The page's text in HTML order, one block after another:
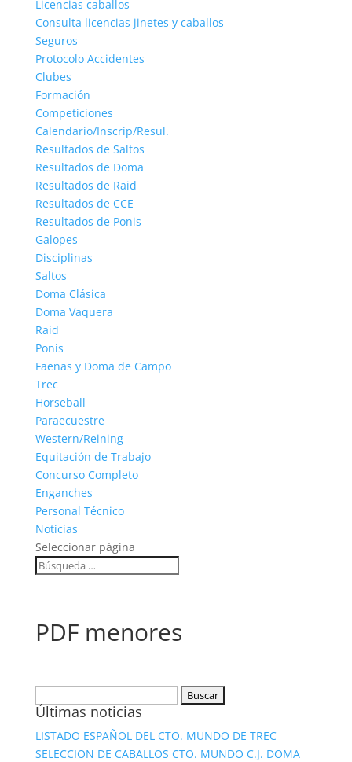
Licencias caballos
Consulta licencias jinetes y caballos
Seguros
Protocolo Accidentes
Clubes
Formación
Competiciones
Calendario/Inscrip/Resul.
Resultados de Saltos
Resultados de Doma
Resultados de Raid
Resultados de CCE
Resultados de Ponis
Galopes
Disciplinas
Saltos
Doma Clásica
Doma Vaquera
Raid
Ponis
Faenas y Doma de Campo
Trec
Horseball
Paraecuestre
Western/Reining
Equitación de Trabajo
Concurso Completo
Enganches
Personal Técnico
Noticias
Seleccionar página
PDF menores
Últimas noticias
LISTADO ESPAÑOL DEL CTO. MUNDO DE TREC
SELECCION DE CABALLOS CTO. MUNDO C.J. DOMA